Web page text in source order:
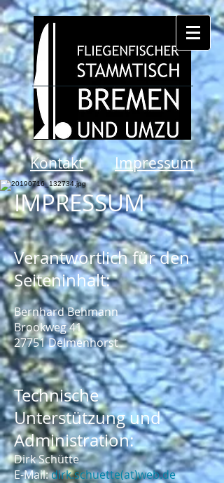
Kontakt Impressum
IMPRESSUM
Verantwortlich für den
Seiteninhalt:
Bernhard Behmann
Brookweg 41
27751 Delmenhorst
Technische
Unterstützung und
Administration:
Dirk Schütte
E-Mail:dirk.schuette(at)web.de